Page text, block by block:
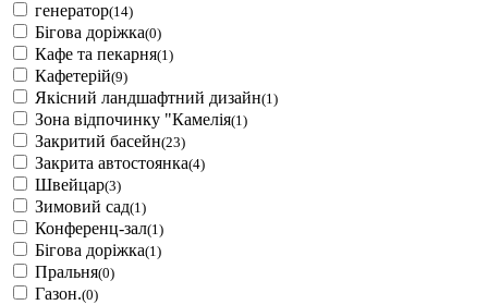
генератор(14)
Бігова доріжка(0)
Кафе та пекарня(1)
Кафетерій(9)
Якісний ландшафтний дизайн(1)
Зона відпочинку "Камелія(1)
Закритий басейн(23)
Закрита автостоянка(4)
Швейцар(3)
Зимовий сад(1)
Конференц-зал(1)
Бігова доріжка(1)
Пральня(0)
Газон.(0)